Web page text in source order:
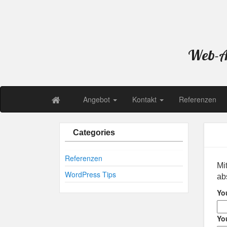
Web-
Angebot Kontakt Referenzen
Categories
Referenzen
WordPress Tips